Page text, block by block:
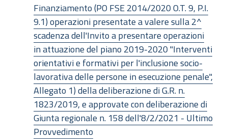
Finanziamento (PO FSE 2014/2020 O.T. 9, P.I.
9.1) operazioni presentate a valere sulla 2^
scadenza dell'Invito a presentare operazioni
in attuazione del piano 2019-2020 "Interventi
orientativi e formativi per l'inclusione socio-
lavorativa delle persone in esecuzione penale",
Allegato 1) della deliberazione di G.R. n.
1823/2019, e approvate con deliberazione di
Giunta regionale n. 158 dell'8/2/2021 - Ultimo
Provvedimento